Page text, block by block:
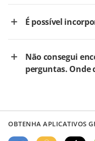
É possível
Não consegui
perguntas. Onde
OBTENHA APLICATIVOS